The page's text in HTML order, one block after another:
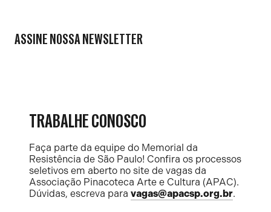
ASSINE NOSSA NEWSLETTER
TRABALHE CONOSCO
Faça parte da equipe do Memorial da
Resistência de São Paulo! Confira os processos
seletivos em aberto no site de vagas da
Associação Pinacoteca Arte e Cultura (APAC).
Dúvidas, escreva para vagas@apacsp.org.br.